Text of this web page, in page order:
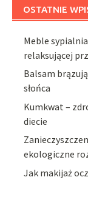
OSTATNIE
Meble
relaksującej
Balsam
słońca
Kumkwat –
diecie
ekologiczne
Jak makijaż